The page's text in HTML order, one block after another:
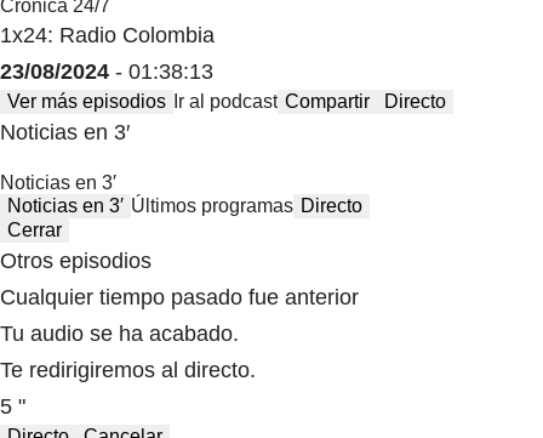
Crónica 24/7
1x24: Radio Colombia
23/08/2024 - 01:38:13
Ver más episodios Ir al podcast Compartir Directo
Noticias en 3′
Noticias en 3′
Noticias en 3′ Últimos programas Directo
Cerrar
Otros episodios
Cualquier tiempo pasado fue anterior
Tu audio se ha acabado.
Te redirigiremos al directo.
5 "